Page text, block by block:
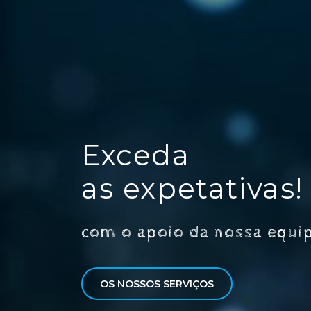
Exceda
as expetativas!
com o apoio da nossa
OS NOSSOS SERVIÇOS